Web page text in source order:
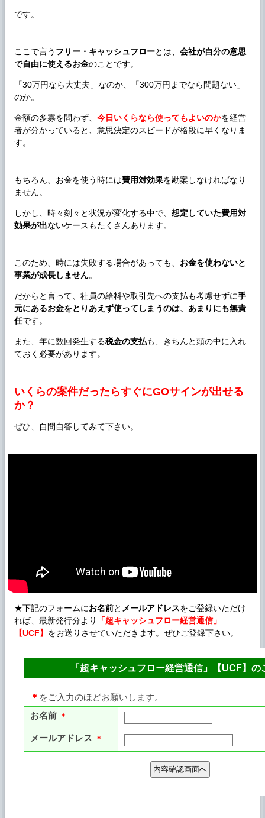
です。
ここで言う フリー・キャッシュフローとは、 会社が自分の意思
で自由に使えるお金のことです。
「30万円なら大丈夫」なのか、「300万円までなら問題ない」
のか。
金額の多寡を問わず、 今日いくらなら使ってもよいのかを経営
者が分かっていると、意思決定のスピードが格段に早くなりま
す。
もちろん、お金を使う時には費用対効果を勘案しなければなり
ません。
しかし、時々刻々と状況が変化する中で、 想定していた費用対
効果が出ないケースもたくさんあります。
このため、時には失敗する場合があっても、 お金を使わないと
事業が成長しません。
だからと言って、社員の給料や取引先への支払も考慮せずに手
元にあるお金をとりあえず使ってしまうのは、あまりにも無責
任です。
また、年に数回発生する税金の支払も、きちんと頭の中に入れ
ておく必要があります。
いくらの案件だったらすぐにGOサインが出せる
か？
ぜひ、自問自答してみて下さい。
★下記のフォームにお名前と メールアドレスをご登録いただけ
れば、最新発行分より
「超キャッシュフロー経営通信」
【UCF】 をお送りさせていただきます。ぜひご登録下さい。